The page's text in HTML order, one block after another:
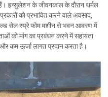
इन्सुलेशन के जीवनकाल के दौरान थर्मल
को प्रभावित करने वाले अवसाद,
सेल स्प्रे फोम मशीन से भवन आवरण में
को मांग का प्रबंधन करने में सहायता
कम ऊर्जा लागत प्रदान करता है।